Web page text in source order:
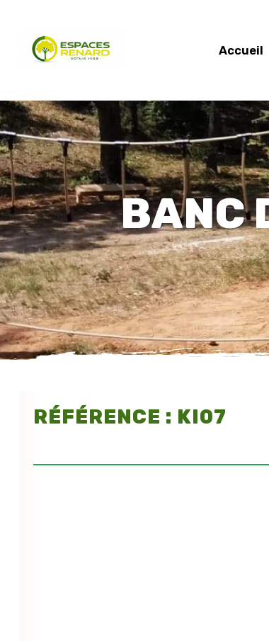
Accueil
BANC
RÉFÉRENCE : KI07